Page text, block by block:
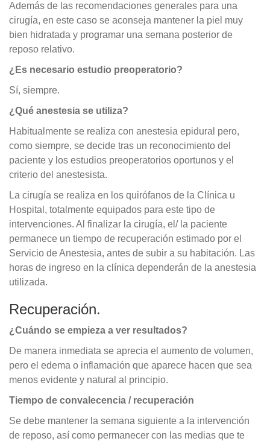
Además de las recomendaciones generales para una
cirugía, en este caso se aconseja mantener la piel muy
bien hidratada y programar una semana posterior de
reposo relativo.
¿Es necesario estudio preoperatorio?
Sí, siempre.
¿Qué anestesia se utiliza?
Habitualmente se realiza con anestesia epidural pero,
como siempre, se decide tras un reconocimiento del
paciente y los estudios preoperatorios oportunos y el
criterio del anestesista.
La cirugía se realiza en los quirófanos de la Clínica u
Hospital, totalmente equipados para este tipo de
intervenciones. Al finalizar la cirugía, el/ la paciente
permanece un tiempo de recuperación estimado por el
Servicio de Anestesia, antes de subir a su habitación. Las
horas de ingreso en la clínica dependerán de la anestesia
utilizada.
Recuperación.
¿Cuándo se empieza a ver resultados?
De manera inmediata se aprecia el aumento de volumen,
pero el edema o inflamación que aparece hacen que sea
menos evidente y natural al principio.
Tiempo de convalecencia / recuperación
Se debe mantener la semana siguiente a la intervención
de reposo, así como permanecer con las medias que te